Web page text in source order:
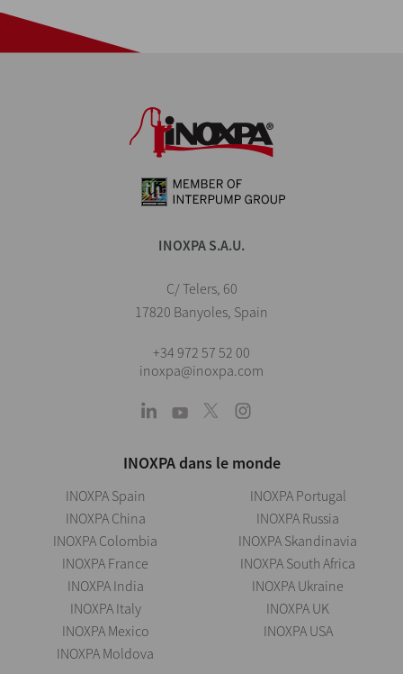
INOXPA S.A.U.
C/ Telers, 60
17820 Banyoles, Spain
+34 972 57 52 00
inoxpa@inoxpa.com
INOXPA dans le monde
INOXPA Spain
INOXPA China
INOXPA Colombia
INOXPA France
INOXPA India
INOXPA Italy
INOXPA Mexico
INOXPA Moldova
INOXPA Portugal
INOXPA Russia
INOXPA Skandinavia
INOXPA South Africa
INOXPA Ukraine
INOXPA UK
INOXPA USA